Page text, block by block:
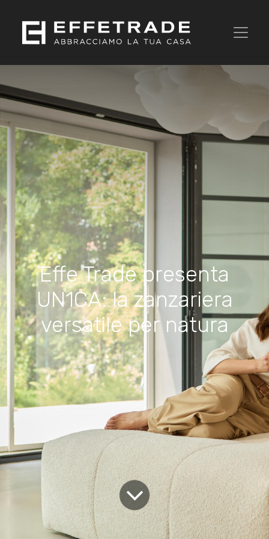
Effe Trade presenta
UN1CA: la zanzariera
versatile per natura